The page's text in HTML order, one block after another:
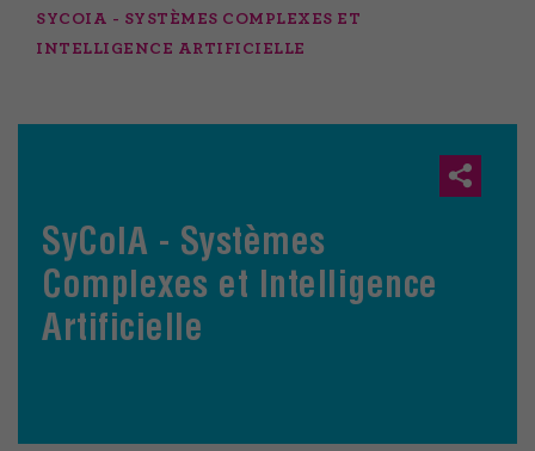
SYCOIA - SYSTÈMES COMPLEXES ET
INTELLIGENCE ARTIFICIELLE
SyCoIA - Systèmes
Complexes et Intelligence
Artificielle